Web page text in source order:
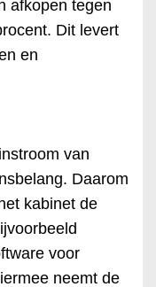
afkopen tegen
Dit levert
en
van
Daarom
kabinet de
voor
neemt de